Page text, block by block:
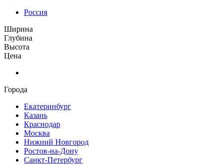
Россия
Ширина
Глубина
Высота
Цена
Города
Екатеринбург
Казань
Краснодар
Москва
Нижний Новгород
Ростов-на-Дону
Санкт-Петербург